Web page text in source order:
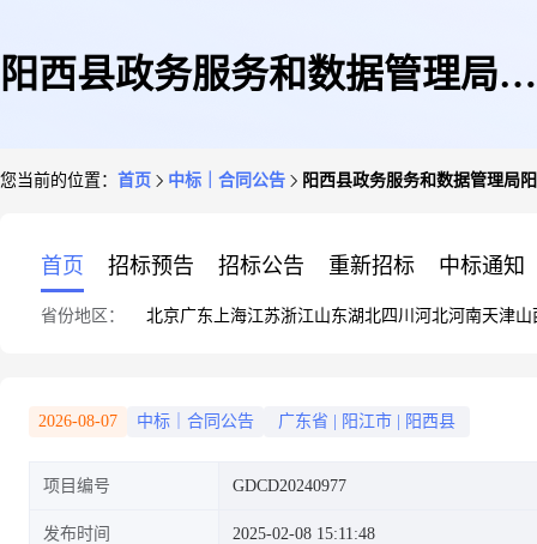
阳西县政务服务和数据管理局阳
您当前的位置： 首页 中标｜合同公告 阳西县政务服务和数据管理局
首页 招标预告 招标公告 重新招标 中标通知
省份地区： 北京广东 上海江苏浙江山东湖北四川 河北河南天津山
2026-08-07 中标｜合同公告 广东省 阳江市 阳西县
项目编号 GDCD20240977
发布时间 2025-02-08 15:11:48